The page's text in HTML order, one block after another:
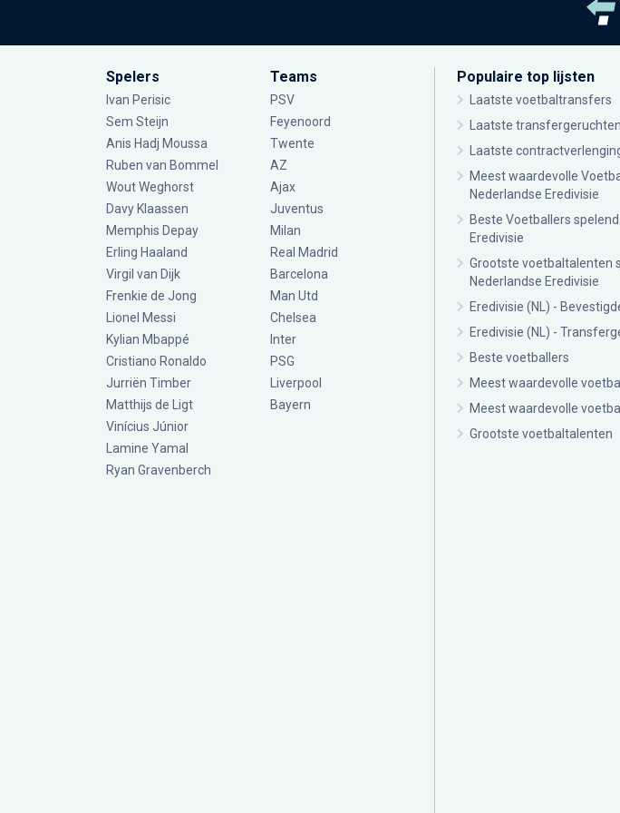
Spelers
Ivan Perisic
Sem Steijn
Anis Hadj Moussa
Ruben van Bommel
Wout Weghorst
Davy Klaassen
Memphis Depay
Erling Haaland
Virgil van Dijk
Frenkie de Jong
Lionel Messi
Kylian Mbappé
Cristiano Ronaldo
Jurriën Timber
Matthijs de Ligt
Vinícius Júnior
Lamine Yamal
Ryan Gravenberch
Teams
PSV
Feyenoord
Twente
AZ
Ajax
Juventus
Milan
Real Madrid
Barcelona
Man Utd
Chelsea
Inter
PSG
Liverpool
Bayern
Populaire top lijsten
Laatste voetbaltransfers
Laatste transfergeruchten
Laatste
Meest waardevolle
Nederlandse Eredivisie
Beste Voetballers
Eredivisie
Grootste voetbaltalenten
Nederlandse Eredivisie
Eredivisie (NL) -
Eredivisie (NL) -
Beste voetballers
Meest waardevolle
Meest waardevolle
Grootste voetbaltalenten